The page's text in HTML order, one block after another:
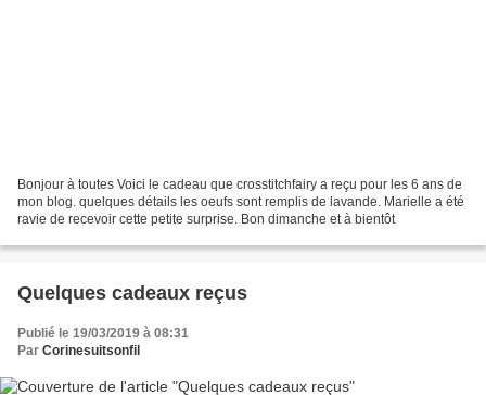
Bonjour à toutes Voici le cadeau que crosstitchfairy a reçu pour les 6 ans de
mon blog. quelques détails les oeufs sont remplis de lavande. Marielle a été
ravie de recevoir cette petite surprise. Bon dimanche et à bientôt
Quelques cadeaux reçus
Publié le 19/03/2019 à 08:31
Par Corinesuitsonfil